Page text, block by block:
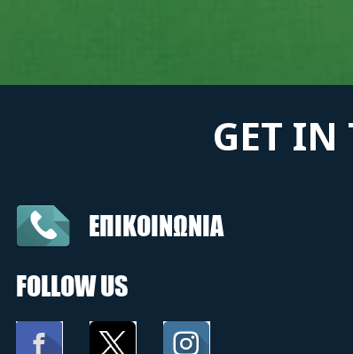
GET IN
ΕΠΙΚΟΙΝΩΝΙΑ
FOLLOW US